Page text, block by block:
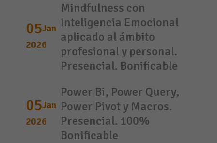
05Jan
2026
Mindfulness con
Inteligencia Emocional
aplicado al ámbito
profesional y personal.
Presencial. Bonificable
05Jan
2026
Power Bi, Power Query,
Power Pivot y Macros.
Presencial. 100%
Bonificable